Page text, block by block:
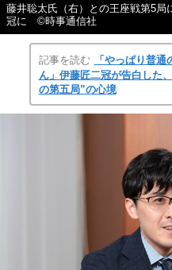
藤井聡太氏（右）との王座戦第5局
冠に ©時事通信社
記事を読む
「やっぱり普
ん」伊藤匠二冠が告白した
の第五局”の心境